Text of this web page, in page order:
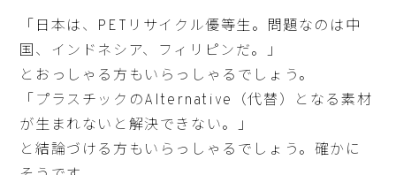
「日本は、PETリサイクル優等生。問題なのは中
国、インドネシア、フィリピンだ。」
とおっしゃる方もいらっしゃるでしょう。
「プラスチックのAlternative（代替）となる素材
が生まれないと解決できない。」
と結論づける方もいらっしゃるでしょう。確かに